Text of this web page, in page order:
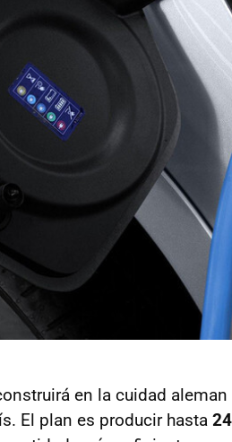
en la cuidad
El plan es producir hasta